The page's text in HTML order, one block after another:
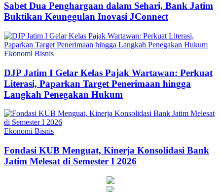
Sabet Dua Penghargaan dalam Sehari, Bank Jatim
Buktikan Keunggulan Inovasi JConnect
Ekonomi Bisnis
DJP Jatim I Gelar Kelas Pajak Wartawan: Perkuat
Literasi, Paparkan Target Penerimaan hingga
Langkah Penegakan Hukum
Ekonomi Bisnis
Fondasi KUB Menguat, Kinerja Konsolidasi Bank
Jatim Melesat di Semester I 2026